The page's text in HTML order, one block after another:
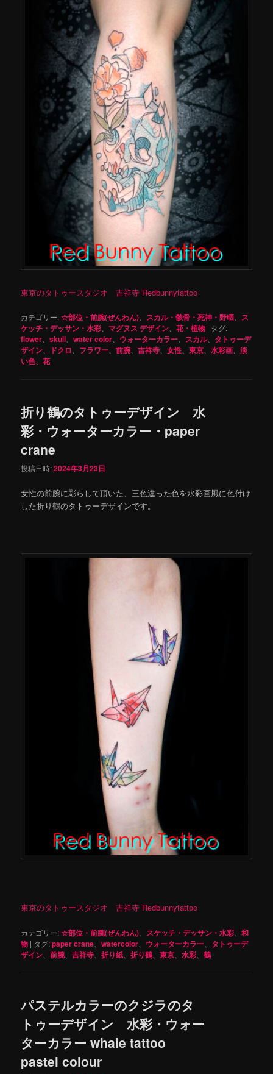
東京のタトゥースタジオ 吉祥寺 Redbunnytattoo
カテゴリー:☆部位・前腕(ぜんわん) スカル・骸骨・死神・野晒
ス
ケッチ・デッサン・水彩
マグヌス デザイン 、花・植物 | タグ:
flower 、skull 、water color ウォーターカラー スカル、 タトゥーデ
ザイン
ドクロ フラワー 、前腕 、吉祥寺 、女性 、東京 、水彩画 、淡
い色、花
折り鶴のタトゥーデザイン 水
彩・ウォーターカラー・paper
crane
投稿日時:2024年3月23日
女性の前腕に彫らして頂いた、三色違った色を水彩画風に色付け
した折り鶴のタトゥーデザインです。
東京のタトゥースタジオ 吉祥寺 Redbunnytattoo
カテゴリー:☆部位・前腕(ぜんわん) スケッチ・デッサン・水彩 、和
物 | タグ:paper crane 、watercolor ウォーターカラー
タトゥーデ
ザイン 、前腕 、吉祥寺 、折り紙 、折り鶴 、東京 、水彩 、鶴
パステルカラーのクジラのタ
トゥーデザイン 水彩・ウォー
ターカラー whale tattoo
pastel colour